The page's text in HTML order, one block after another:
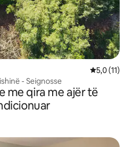
Vlerësimi
5,0 (11)
- Seignosse
me qira me ajër të